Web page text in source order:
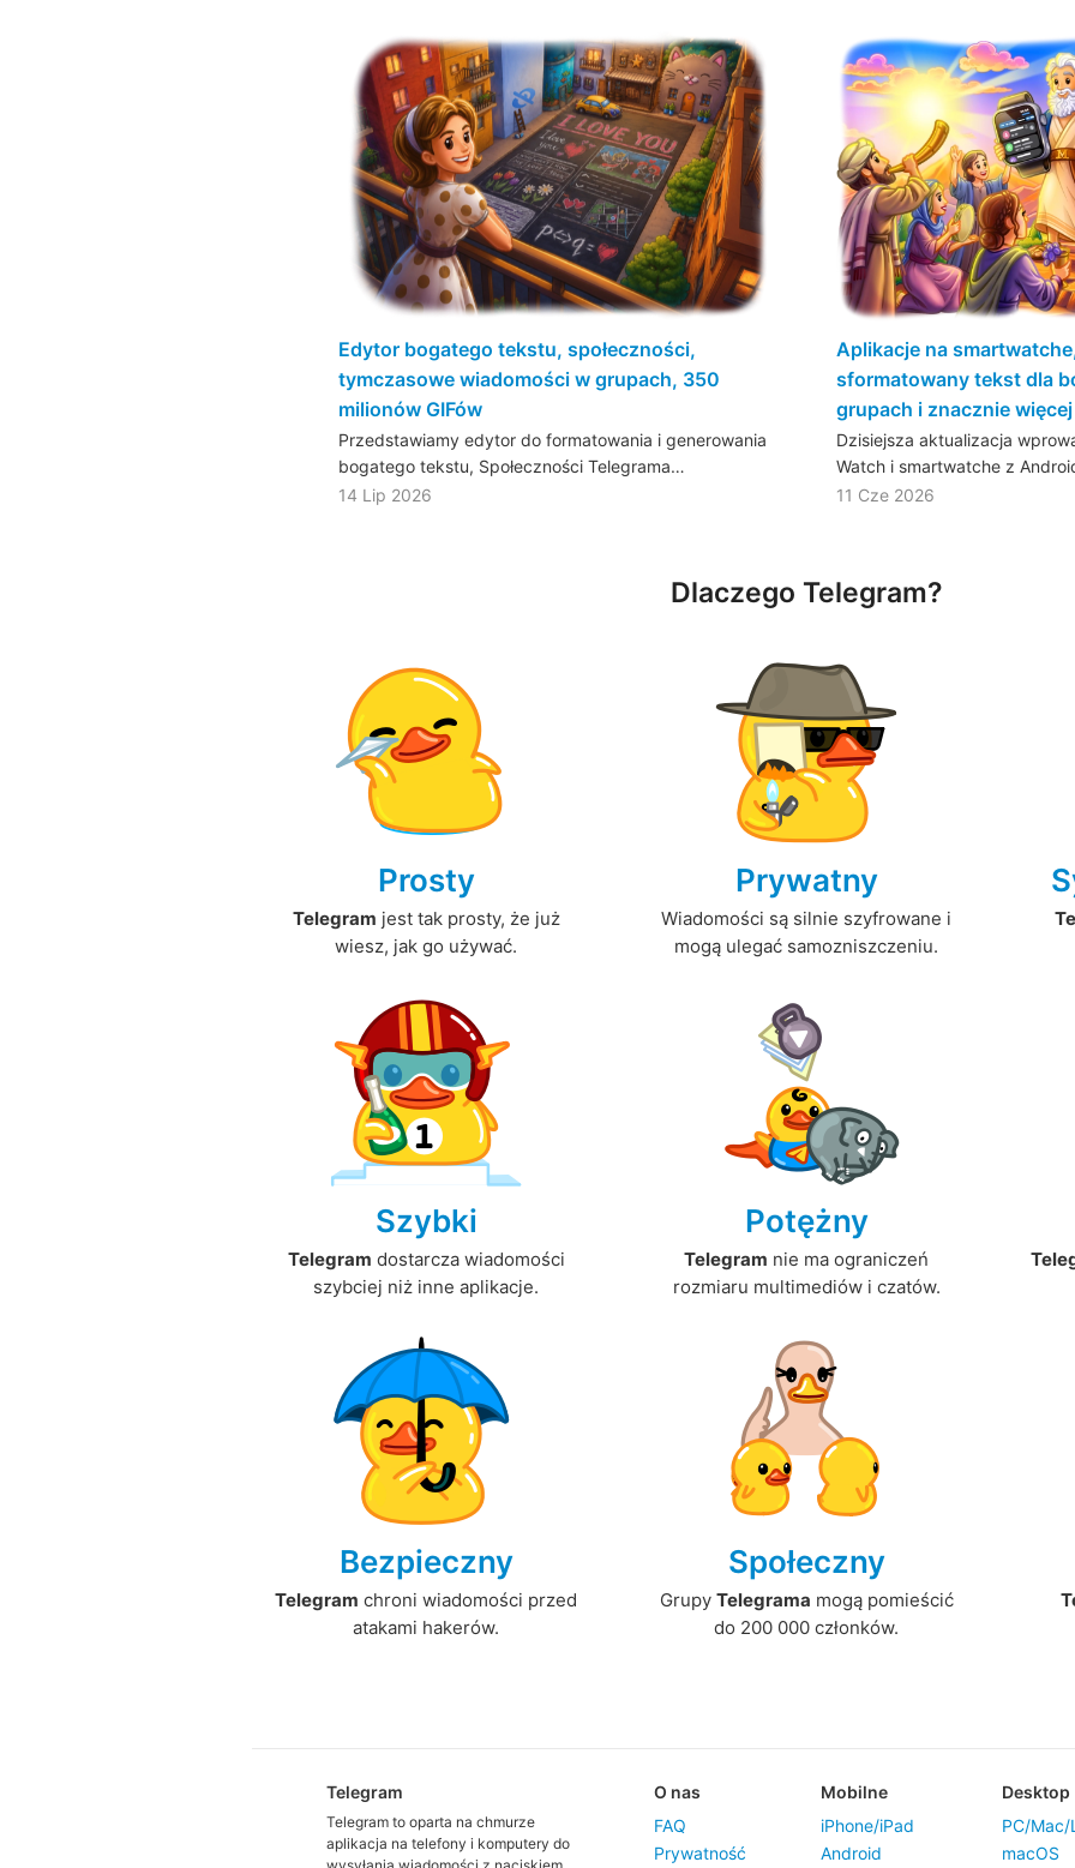
Edytor bogatego tekstu, społeczności,
tymczasowe wiadomości w grupach, 350
milionów GIFów
Przedstawiamy edytor do formatowania i generowania
bogatego tekstu, Społeczności Telegrama…
14 Lip 2026
Aplikacje na
sformatowany tekst dla
grupach i znacznie więcej
Dzisiejsza aktualizacja
Watch i smartwatche z
11 Cze 2026
Dlaczego Telegram?
Prosty
Telegram jest tak prosty, że już
wiesz, jak go używać.
Prywatny
Wiadomości są silnie szyfrowane i
mogą ulegać samozniszczeniu.
Szybki
Telegram dostarcza wiadomości
szybciej niż inne aplikacje.
Potężny
Telegram nie ma ograniczeń
rozmiaru multimediów i czatów.
Bezpieczny
Telegram chroni wiadomości przed
atakami hakerów.
Społeczny
Grupy Telegrama mogą pomieścić
do 200 000 członków.
Telegram
Telegram to oparta na chmurze
aplikacja na telefony i komputery do
O nas
FAQ
Prywatność
Mobilne
iPhone/iPad
Android
Desktop
PC/Mac/
macOS